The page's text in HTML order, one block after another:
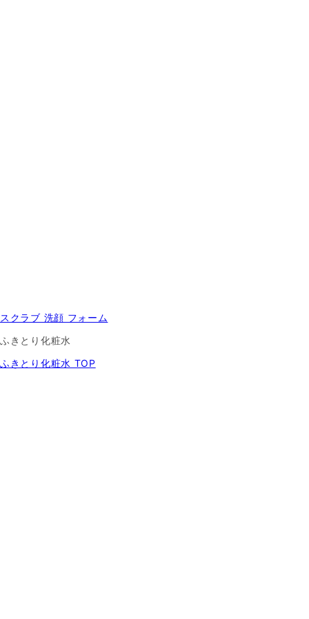
スクラブ 洗顔 フォーム
ふきとり化粧水
ふきとり化粧水 TOP